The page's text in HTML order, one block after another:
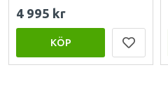
4 995 kr
KÖP